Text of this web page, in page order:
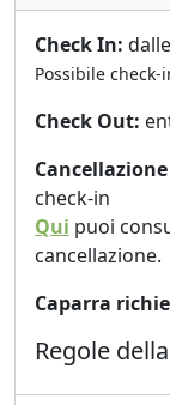
Check In:
Possibile
Check Out:
check-in
Qui puoi
cancellazione.
Caparra
Regole